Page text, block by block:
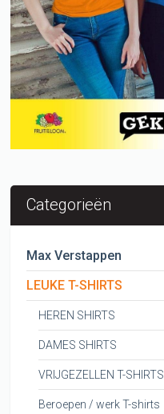
Categorieën
Max Verstappen
LEUKE T-SHIRTS
HEREN SHIRTS
DAMES SHIRTS
VRIJGEZELLEN T-SHIRTS
Beroepen / werk T-shirts